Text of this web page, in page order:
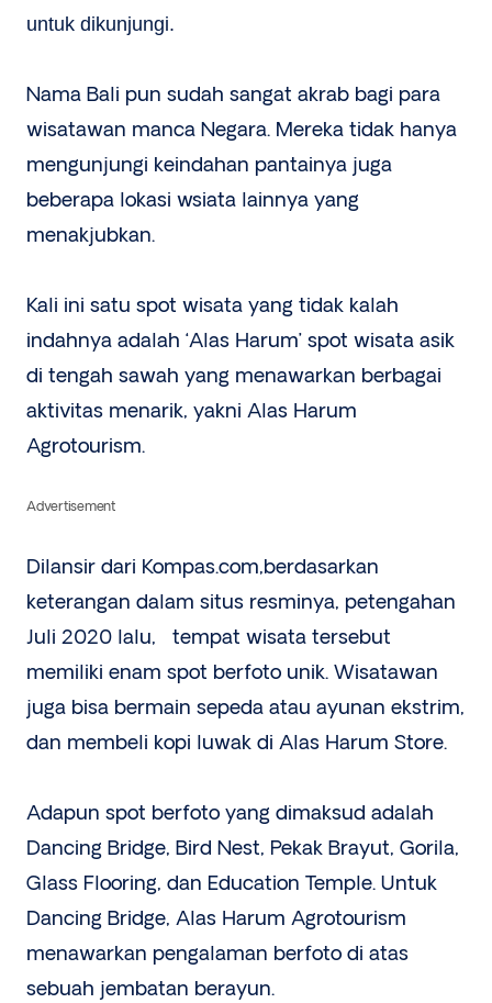
untuk dikunjungi.
Nama Bali pun sudah sangat akrab bagi para
wisatawan manca Negara. Mereka tidak hanya
mengunjungi keindahan pantainya juga
beberapa lokasi wsiata lainnya yang
menakjubkan.
Kali ini satu spot wisata yang tidak kalah
indahnya adalah ‘Alas Harum’ spot wisata asik
di tengah sawah yang menawarkan berbagai
aktivitas menarik, yakni Alas Harum
Agrotourism.
Advertisement
Dilansir dari Kompas.com,berdasarkan
keterangan dalam situs resminya, petengahan
Juli 2020 lalu, tempat wisata tersebut
memiliki enam spot berfoto unik. Wisatawan
juga bisa bermain sepeda atau ayunan ekstrim,
dan membeli kopi luwak di Alas Harum Store.
Adapun spot berfoto yang dimaksud adalah
Dancing Bridge, Bird Nest, Pekak Brayut, Gorila,
Glass Flooring, dan Education Temple. Untuk
Dancing Bridge, Alas Harum Agrotourism
menawarkan pengalaman berfoto di atas
sebuah jembatan berayun.